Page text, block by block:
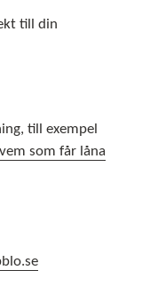
till din
till exempel
som får låna